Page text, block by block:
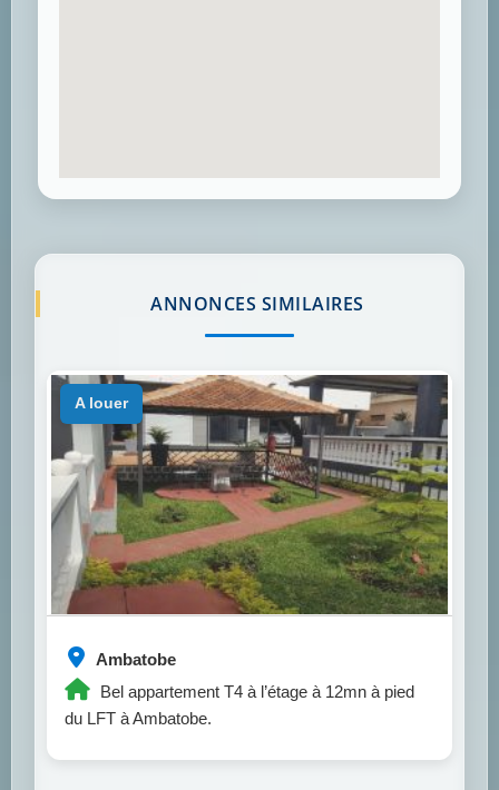
ANNONCES SIMILAIRES
Ambatobe
Bel appartement T4 à l’étage à 12mn à pied
du LFT à Ambatobe.
a louer